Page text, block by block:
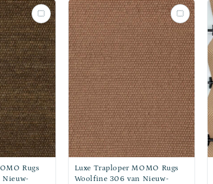
Rugs
Nieuw-
Luxe Traploper MOMO Rugs
Woolfine 306 van Nieuw-